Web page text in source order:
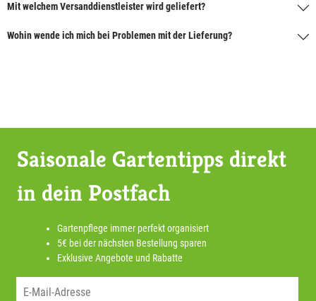
Mit welchem Versanddienstleister wird geliefert?
Wohin wende ich mich bei Problemen mit der Lieferung?
Saisonale Gartentipps direkt
in dein Postfach
Gartenpflege immer perfekt organisiert
5€ bei der nächsten Bestellung sparen
Exklusive Angebote und Rabatte